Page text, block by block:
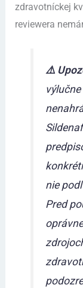
zdravotníckej
reviewera
⚠️
nie
Pred